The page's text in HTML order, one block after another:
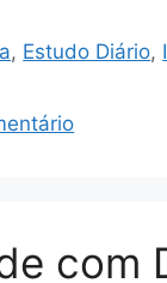
b
o
dI
, Estudo Diário,
com